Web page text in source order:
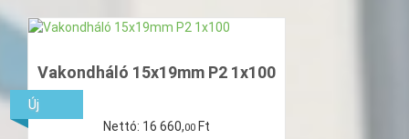
Vakondháló 15x19mm P2 1x100
Nettó: 16 660,00 Ft
Új